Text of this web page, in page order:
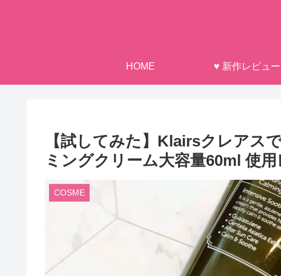
HOME ♥ 新作レビュー
【試してみた】Klairsクレアス
ミングクリーム大容量60ml 使用
COSME